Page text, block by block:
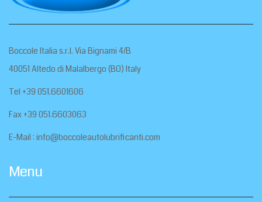
Boccole Italia s.r.l. Via Bignami 4/B
40051 Altedo di Malalbergo (BO) Italy
Tel +39 051.6601606
Fax +39 051.6603063
E-Mail : info@boccoleautolubrificanti.com
Menu